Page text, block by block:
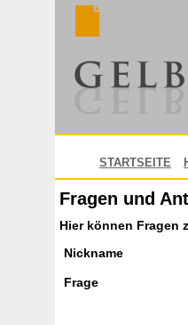
STARTSEITE
Fragen und
Hier können Fragen
Nickname
Frage